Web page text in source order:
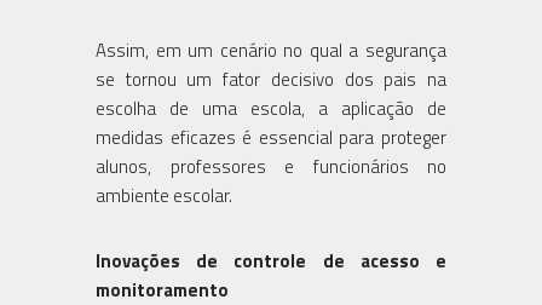
Assim, em um cenário no qual a segurança
se tornou um fator decisivo dos pais na
escolha de uma escola, a aplicação de
medidas eficazes é essencial para proteger
alunos, professores e funcionários no
ambiente escolar.
Inovações de controle de acesso e
monitoramento